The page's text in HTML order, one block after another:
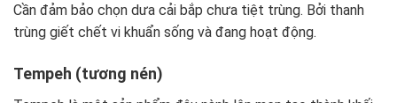
Cần đảm bảo chọn dưa cải bắp chưa tiệt trùng. Bởi thanh
trùng giết chết vi khuẩn sống và đang hoạt động.
Tempeh (tương nén)